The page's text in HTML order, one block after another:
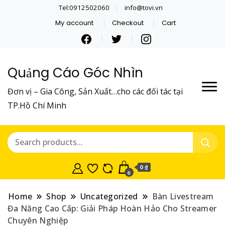
Tel:0912502060 info@tovi.vn
My account Checkout Cart
Quảng Cáo Góc Nhìn
Đơn vị – Gia Công, Sản Xuất…cho các đối tác tại
TP.Hồ Chí Minh
0
0 ₫
Home Shop Uncategorized
Bàn Livestream
Đa Năng Cao Cấp: Giải Pháp Hoàn Hảo Cho Streamer
Chuyên Nghiệp